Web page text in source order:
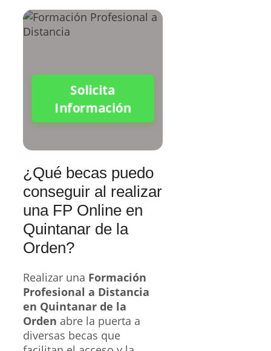
Solicita
Información
¿Qué becas puedo
conseguir al realizar
una FP Online en
Quintanar de la
Orden?
Realizar una Formación
Profesional a Distancia
en Quintanar de la
Orden abre la puerta a
diversas becas que